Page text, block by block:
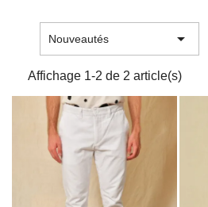
Nouveautés 
Affichage 1-2 de 2 article(s)